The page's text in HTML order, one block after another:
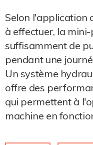
Selon l'application
à effectuer, la
suffisamment de
pendant une
Un système
offre des
qui permettent à
machine en